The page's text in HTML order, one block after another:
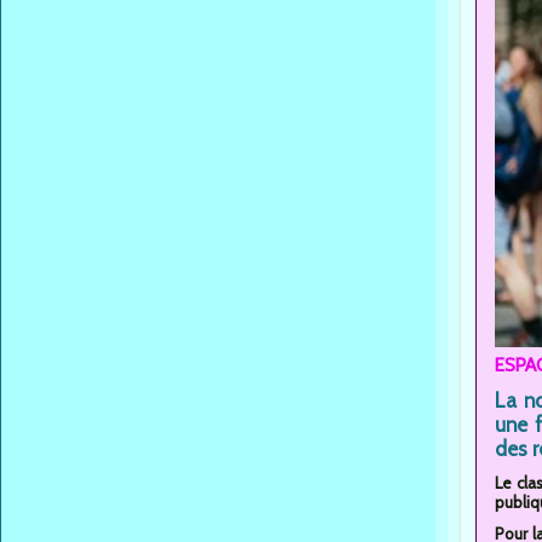
La
une
des
Le
Pour